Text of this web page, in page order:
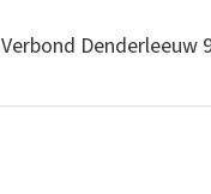
Denderleeuw